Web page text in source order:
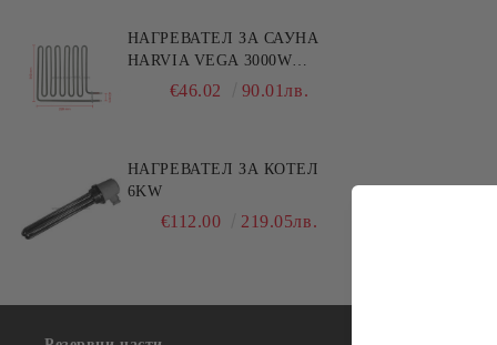
НАГРЕВАТЕЛ ЗА САУНА
HARVIA VEGA 3000W
HTS006HR
€46.02 90.01лв.
НАГРЕВАТЕЛ ЗА КОТЕЛ
6KW
€112.00 219.05лв.